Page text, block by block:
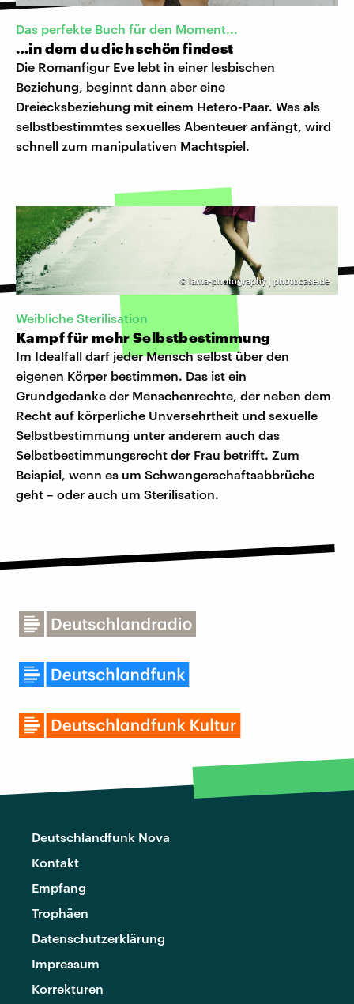
Das perfekte Buch für den Moment...
…in dem du dich schön findest
Die Romanfigur Eve lebt in einer lesbischen
Beziehung, beginnt dann aber eine
Dreiecksbeziehung mit einem Hetero-Paar. Was als
selbstbestimmtes sexuelles Abenteuer anfängt, wird
schnell zum manipulativen Machtspiel.
© lama-photography | photocase.de
Weibliche Sterilisation
Kampf für mehr Selbstbestimmung
Im Idealfall darf jeder Mensch selbst über den
eigenen Körper bestimmen. Das ist ein
Grundgedanke der Menschenrechte, der neben dem
Recht auf körperliche Unversehrtheit und sexuelle
Selbstbestimmung unter anderem auch das
Selbstbestimmungsrecht der Frau betrifft. Zum
Beispiel, wenn es um Schwangerschaftsabbrüche
geht – oder auch um Sterilisation.
Deutschlandfunk Nova
Kontakt
Empfang
Trophäen
Datenschutzerklärung
Impressum
Korrekturen